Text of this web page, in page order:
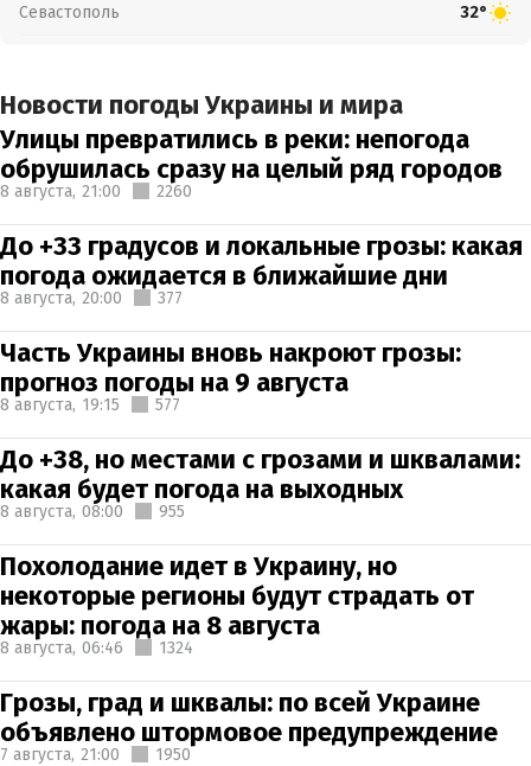
Севастополь 32°
Новости погоды Украины и мира
Улицы превратились в реки: непогода
обрушилась сразу на целый ряд городов
8 августа, 21:00 2260
До +33 градусов и локальные грозы: какая
погода ожидается в ближайшие дни
8 августа, 20:00 377
Часть Украины вновь накроют грозы:
прогноз погоды на 9 августа
8 августа, 19:15 577
До +38, но местами с грозами и шквалами:
какая будет погода на выходных
8 августа, 08:00 955
Похолодание идет в Украину, но
некоторые регионы будут страдать от
жары: погода на 8 августа
8 августа, 06:46 1324
Грозы, град и шквалы: по всей Украине
объявлено штормовое предупреждение
7 августа, 21:00 1950